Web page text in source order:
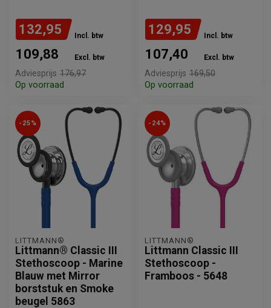
132,95 Incl. btw
109,88 Excl. btw
Adviesprijs 176,97
Op voorraad
129,95 Incl. btw
107,40 Excl. btw
Adviesprijs 169,50
Op voorraad
-25%
LITTMANN®
Littmann® Classic III
Stethoscoop - Marine
Blauw met Mirror
borststuk en Smoke
beugel 5863
-24%
LITTMANN®
Littmann Classic III
Stethoscoop -
Framboos - 5648